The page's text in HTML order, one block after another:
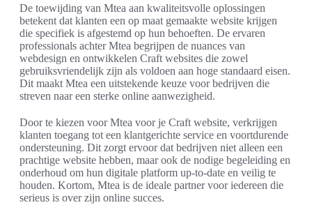
De toewijding van Mtea aan kwaliteitsvolle oplossingen
betekent dat klanten een op maat gemaakte website krijgen
die specifiek is afgestemd op hun behoeften. De ervaren
professionals achter Mtea begrijpen de nuances van
webdesign en ontwikkelen Craft websites die zowel
gebruiksvriendelijk zijn als voldoen aan hoge standaard eisen.
Dit maakt Mtea een uitstekende keuze voor bedrijven die
streven naar een sterke online aanwezigheid.
Door te kiezen voor Mtea voor je Craft website, verkrijgen
klanten toegang tot een klantgerichte service en voortdurende
ondersteuning. Dit zorgt ervoor dat bedrijven niet alleen een
prachtige website hebben, maar ook de nodige begeleiding en
onderhoud om hun digitale platform up-to-date en veilig te
houden. Kortom, Mtea is de ideale partner voor iedereen die
serieus is over zijn online succes.